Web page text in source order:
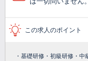
この求人のポイント
・基礎研修・初級研修・